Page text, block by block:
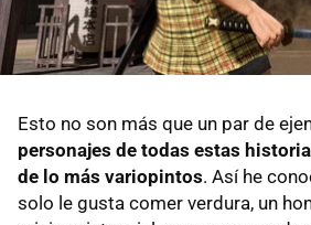
Esto no son más que un par de
personajes de todas estas
de lo más variopintos. Así he
solo le gusta comer verdura, un